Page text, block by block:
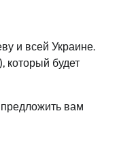
и всей Украине.
который будет
вам